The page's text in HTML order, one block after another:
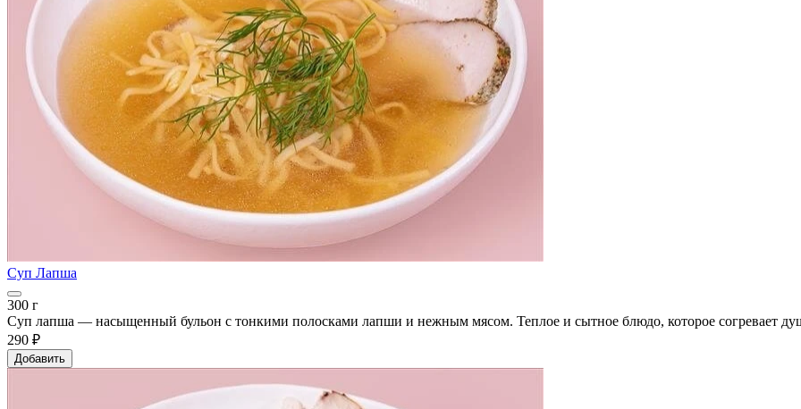
Суп Лапша
300 г
Суп лапша — насыщенный бульон с тонкими полосками лапши и нежным мясом. Теплое и сытное блюдо, которое согревает
290 ₽
Добавить